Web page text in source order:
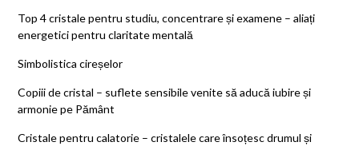
Top 4 cristale pentru studiu, concentrare și examene – aliați
energetici pentru claritate mentală
Simbolistica cireșelor
Copiii de cristal – suflete sensibile venite să aducă iubire și
armonie pe Pământ
Cristale pentru calatorie – cristalele care însoțesc drumul și